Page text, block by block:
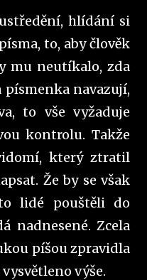
hlídání si
to, aby člověk
mu neutíkalo, zda
písmenka navazují,
to vše vyžaduje
kontrolu. Takže
který ztratil
Že by se však
lidé pouštěli do
nadnesené. Zcela
píšou zpravidla
výše.